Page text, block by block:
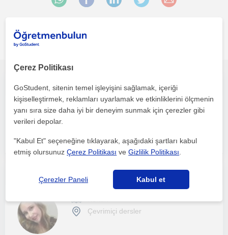
İlgini çekebilecek diğer online Hukuk öğretmenleri
Hukuk
Çevrimiçi dersler
Çerez Politikası
GoStudent, sitenin temel işleyişini sağlamak, içeriği
kişiselleştirmek, reklamları uyarlamak ve etkinliklerini ölçmenin
yanı sıra size daha iyi bir deneyim sunmak için çerezler gibi
verileri depolar.
"Kabul Et" seçeneğine tıklayarak, aşağıdaki şartları kabul
etmiş olursunuzÇerez Politikası veGizlilik Politikası
Çerezler Paneli Kabul et